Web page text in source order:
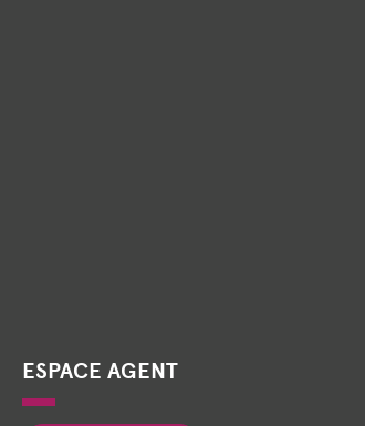
ESPACE AGENT